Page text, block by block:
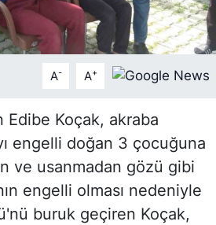
A- A+
Edibe Koçak, akraba
engelli doğan 3 çocuğuna
ve usanmadan gözü gibi
engelli olması nedeniyle
buruk geçiren Koçak,